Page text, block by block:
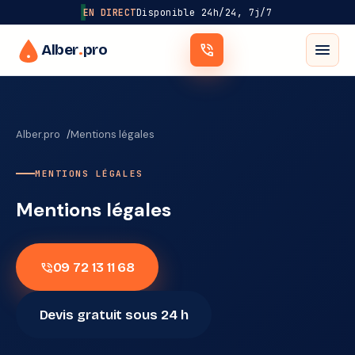
EN DIRECTDisponible 24h/24, 7j/7
Alber.pro phone_in_talk menu
Alber.pro Mentions légales
MENTIONS LÉGALES
Mentions légales
phone_in_talk09 72 13 11 68
Devis gratuit sous 24 h